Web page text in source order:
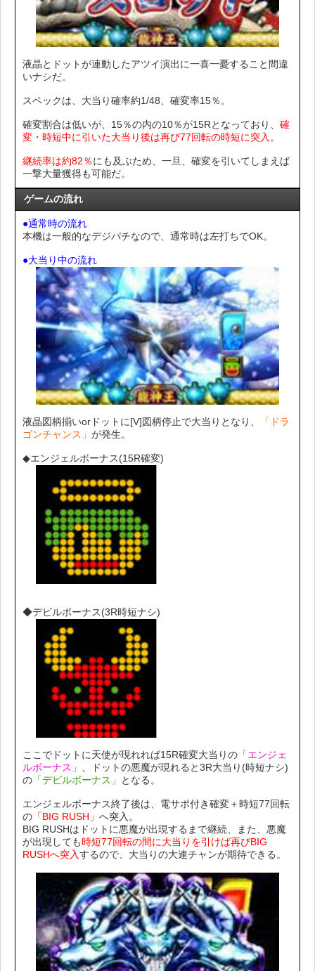
液晶とドットが連動したアツイ演出に一喜一憂すること間違
いナシだ。
スペックは、大当り確率約1/48、確変率15％。
確変割合は低いが、15％の内の10％が15Rとなっており、 確
変・時短中に引いた大当り後は再び77回転の時短に突入。
継続率は約82％にも及ぶため、一旦、確変を引いてしまえば
一撃大量獲得も可能だ。
ゲームの流れ
●通常時の流れ
本機は一般的なデジパチなので、通常時は左打ちでOK。
●大当り中の流れ
液晶図柄揃いorドットに[V]図柄停止で大当りとなり、
「ドラ
ゴンチャンス」 が発生。
◆エンジェルボーナス(15R確変)
◆デビルボーナス(3R時短ナシ)
ここでドットに天使が現れれば15R確変大当りの 「エンジェ
ルボーナス」 、ドットの悪魔が現れると3R大当り(時短ナシ)
の 「デビルボーナス」 となる。
エンジェルボーナス終了後は、電サポ付き確変＋時短77回転
の 「BIG RUSH」 へ突入。
BIG RUSHはドットに悪魔が出現するまで継続、また、悪魔
が出現しても時短77回転の間に大当りを引けば再びBIG
RUSHへ突入するので、大当りの大連チャンが期待できる。